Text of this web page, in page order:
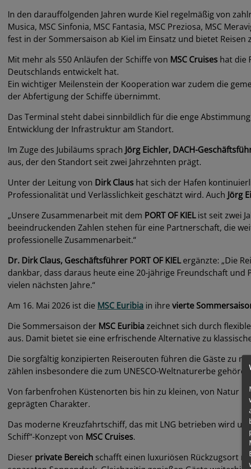
In den darauffolgenden Jahren wurde Kiel regelmäßig von
Musica, MSC Sinfonia, MSC Fantasia, MSC Preziosa, MSC
fest in der Sommersaison ab Kiel im Einsatz und bietet Reisen
Mit mehr als 550 Anläufen der Schiffe von MSC Cruises hat die
Deutschlands entwickelt hat.
Ein wichtiger Meilenstein der Kooperation war zudem die
der Abfertigung der Schiffe übernimmt.
Das Terminal steht dabei sinnbildlich für die enge
Entwicklung der Infrastruktur am Standort.
Im Zuge des Jubiläums sprach Jörg Eichler, DACH-
aus, der den Standort seit zwei Jahrzehnten prägt.
Unter der Leitung von Dirk Claus hat sich der Hafen
Professionalität und Verlässlichkeit geschätzt wird. Auch Jörg
„Unsere Zusammenarbeit mit dem PORT OF KIEList seit zwei
beeindruckenden Zahlen stehen für eine Partnerschaft, die
professionelle Zusammenarbeit.“
Dr. Dirk Claus, Geschäftsführer PORT OF KIELergänzte: „Die
dankbar, dass daraus heute eine 20-jährige Freundschaft und
vielen nächsten Jahre.“
Am 16. Mai 2026 ist die MSC Euribia in ihre vierte
Die Sommersaison der MSC Euribiazeichnet sich durch
aus. Damit bietet sie eine erfrischende Alternative zu
Die sorgfältig konzipierten Reiserouten führen die Gäste zu
zählen insbesondere die zum UNESCO-Weltnaturerbe
Von farbenfrohen Küstenorten bis hin zu kleinen, von Natur
geprägten Charakter.
Das moderne Kreuzfahrtschiff, das mit LNG betrieben wird
Schiff“-Konzept von MSC Cruises.
Dieser private Bereich schafft einen luxuriösen Rückzugsort